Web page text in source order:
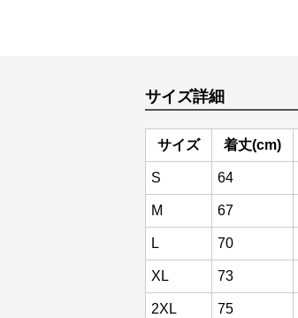
サイズ詳細
サイズ 着丈(cm)
S 64
M 67
L 70
XL 73
2XL 75